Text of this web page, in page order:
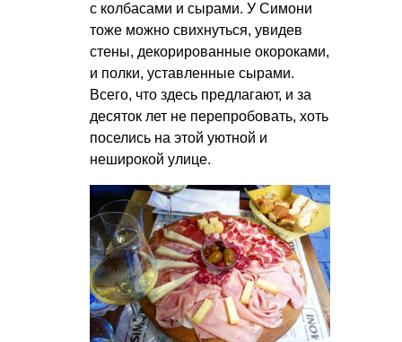
с колбасами и сырами. У Симони
тоже можно свихнуться, увидев
стены, декорированные окороками,
и полки, уставленные сырами.
Всего, что здесь предлагают, и за
десяток лет не перепробовать, хоть
поселись на этой уютной и
неширокой улице.